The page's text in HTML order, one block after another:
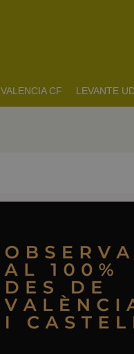
VALENCIA CF LEVANTE